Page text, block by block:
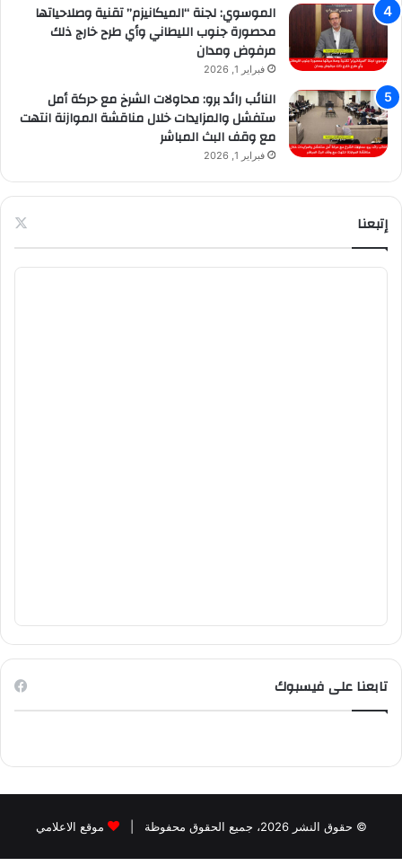
الموسوي: لجنة “الميكانيزم” تقنية وصلاحياتها
محصورة جنوب الليطاني وأي طرح خارج ذلك
مرفوض ومدان
فبراير 1, 2026
النائب رائد برو: محاولات الشرخ مع حركة أمل
ستفشل والمزايدات خلال مناقشة الموازنة انتهت
مع وقف البث المباشر
فبراير 1, 2026
إتبعنا
تابعنا على فيسبوك
© حقوق النشر 2026، جميع الحقوق محفوظة | موقع الاعلامي